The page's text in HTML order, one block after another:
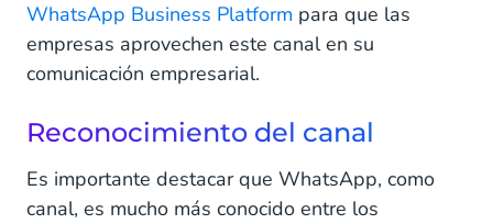
WhatsApp Business Platform para que las
empresas aprovechen este canal en su
comunicación empresarial.
Reconocimiento del canal
Es importante destacar que WhatsApp, como
canal, es mucho más conocido entre los